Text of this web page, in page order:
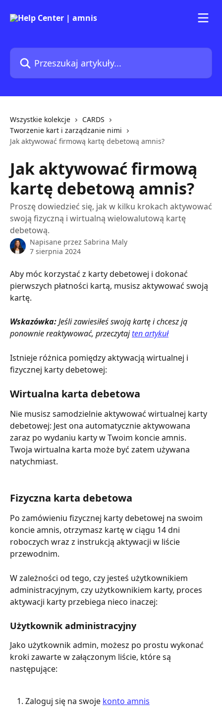
Przeszukaj artykuły...
Wszystkie kolekcje
CARDS
Tworzenie kart i zarządzanie nimi
Jak aktywować firmową kartę debetową amnis?
Jak aktywować firmową
kartę debetową amnis?
Proszę dowiedzieć się, jak w kilku krokach aktywować
swoją fizyczną i wirtualną wielowalutową kartę
debetową.
Napisane przez Sabrina Maly
7 sierpnia 2024
Aby móc korzystać z karty debetowej i dokonać
pierwszych płatności kartą, musisz aktywować swoją
kartę.
Wskazówka: Jeśli zawiesiłeś swoją kartę i chcesz ją
ponownie reaktywować, przeczytaj ten artykuł
Istnieje różnica pomiędzy aktywacją wirtualnej i
fizycznej karty debetowej:
Wirtualna karta debetowa
Nie musisz samodzielnie aktywować wirtualnej karty
debetowej: Jest ona automatycznie aktywowana
zaraz po wydaniu karty w Twoim koncie amnis.
Twoja wirtualna karta może być zatem używana
natychmiast.
Fizyczna karta debetowa
Po zamówieniu fizycznej karty debetowej na swoim
koncie amnis, otrzymasz kartę w ciągu 14 dni
roboczych wraz z instrukcją aktywacji w liście
przewodnim.
W zależności od tego, czy jesteś użytkownikiem
administracyjnym, czy użytkownikiem karty, proces
aktywacji karty przebiega nieco inaczej:
Użytkownik administracyjny
Jako użytkownik admin, możesz po prostu wykonać
kroki zawarte w załączonym liście, które są
następujące:
Zaloguj się na swoje konto amnis